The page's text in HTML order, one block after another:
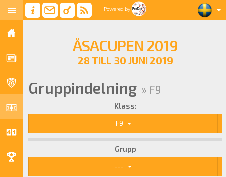
Powered by
ÅSACUPEN 2019
28 TILL 30 JUNI 2019
Gruppindelning » F9
Klass:
F9
Grupp
---